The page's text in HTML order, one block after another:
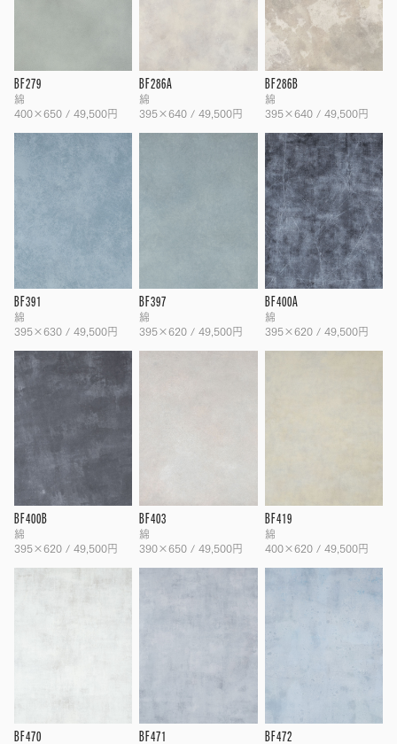
BF279
綿
400×650 / 49,500円
BF286A
綿
395×640 / 49,500円
BF286B
綿
395×640 / 49,500円
BF391
綿
395×630 / 49,500円
BF397
綿
395×620 / 49,500円
BF400A
綿
395×620 / 49,500円
BF400B
綿
395×620 / 49,500円
BF403
綿
390×650 / 49,500円
BF419
綿
400×620 / 49,500円
BF470 BF471 BF472